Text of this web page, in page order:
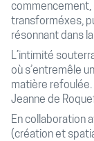
commencement,
transforméxes,
résonnant dans
L’intimité
où s’entremêle
matière refoulée.
Jeanne de
En collaboration
(création et